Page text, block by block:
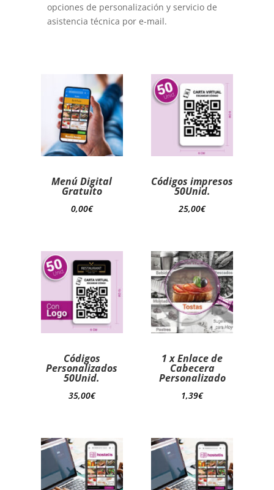
opciones de personalización y servicio de
asistencia técnica por e-mail.
Menú Digital
Gratuito
0,00€
Códigos impresos
50Unid.
25,00€
Códigos
Personalizados
50Unid.
35,00€
1 x Enlace de
Cabecera
Personalizado
1,39€